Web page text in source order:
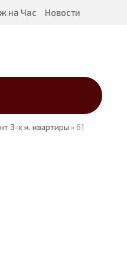
на Час Новости
3-х к. квартиры » 61